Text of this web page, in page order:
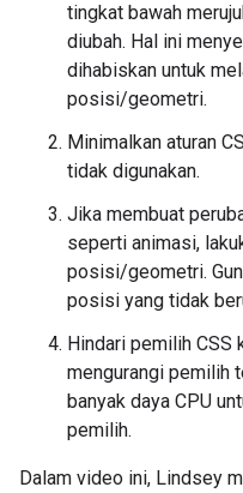
tingkat bawah
diubah. Hal ini
dihabiskan untuk
posisi/geometri.
Minimalkan aturan
tidak digunakan.
Jika membuat
seperti animasi,
posisi/geometri.
posisi yang tidak
Hindari pemilih CSS
mengurangi pemilih
banyak daya CPU
pemilih.
Dalam video ini, Lindsey